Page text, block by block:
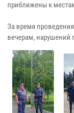
приближены к
За время
вечерам, нарушений